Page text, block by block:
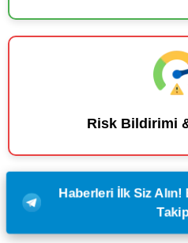
Risk Bildirimi
Haberleri İlk Siz